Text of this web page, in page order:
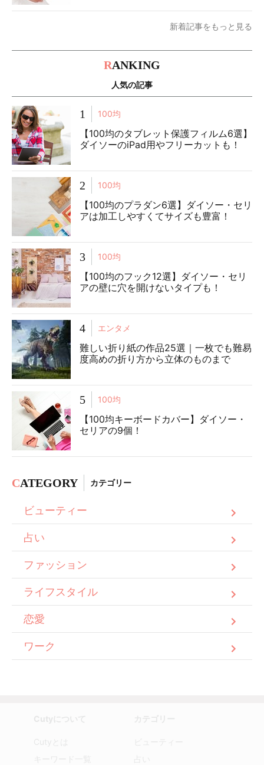
新着記事をもっと見る
RANKING
人気の記事
1 100均
【100均のタブレット保護フィルム6選】
ダイソーのiPad用やフリーカットも！
2 100均
【100均のプラダン6選】ダイソー・セリ
アは加工しやすくてサイズも豊富！
3 100均
【100均のフック12選】ダイソー・セリ
アの壁に穴を開けないタイプも！
4 エンタメ
難しい折り紙の作品25選｜一枚でも難易
度高めの折り方から立体のものまで
5 100均
【100均キーボードカバー】ダイソー・
セリアの9個！
CATEGORY カテゴリー
ビューティー
占い
ファッション
ライフスタイル
恋愛
ワーク